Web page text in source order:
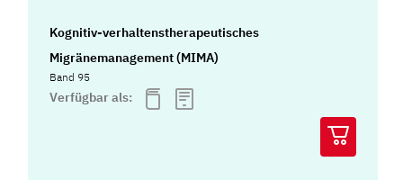
Kognitiv-verhaltenstherapeutisches
Migränemanagement (MIMA)
Band 95
Verfügbar als: